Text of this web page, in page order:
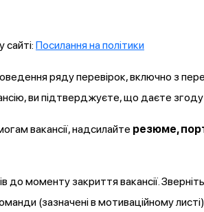
Посилання на політики
ряду перевірок, включно з
ви підтверджуєте, що даєте згоду
вакансії, надсилайте резюме,
до моменту закриття вакансії.
(зазначені в мотиваційному листі)